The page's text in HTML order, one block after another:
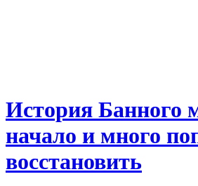
История Банного
начало и много
восстановить